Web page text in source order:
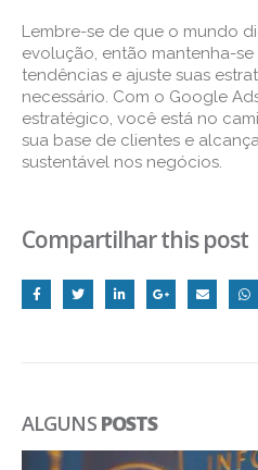
Lembre-se de que o mundo
evolução, então mantenha-
tendências e ajuste suas
necessário. Com o Google
estratégico, você está no
sua base de clientes e
sustentável nos negócios.
Compartilhar this post
ALGUNS POSTS